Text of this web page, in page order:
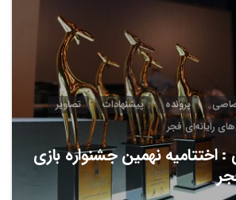
پرونده پیشنهادات
تصاویر
رایانه‌ای فجر
اختتامیه نهمین جشنواره بازی